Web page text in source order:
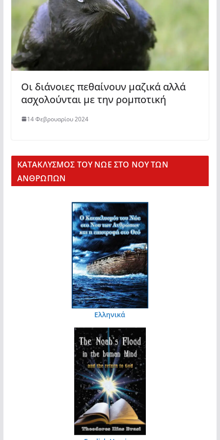
Οι διάνοιες πεθαίνουν μαζικά αλλά
ασχολούνται με την ρομποτική
14 Φεβρουαρίου 2024
KΑΤΑΚΛΥΣΜΟΣ ΤΟΥ ΝΩΕ ΣΤΟ ΝΟΥ ΤΩΝ
ΑΝΘΡΩΠΩΝ
Ελληνικά